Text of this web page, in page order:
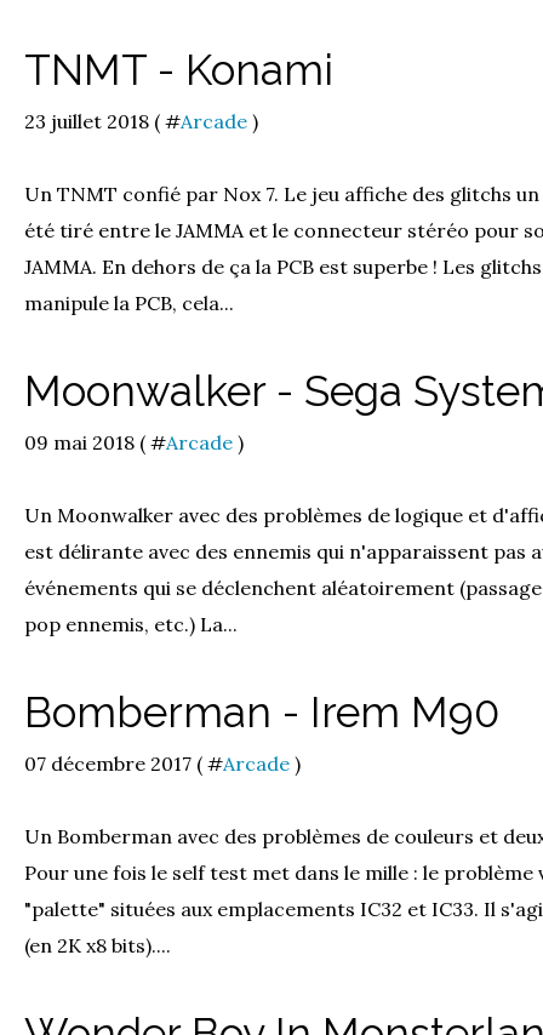
TNMT - Konami
23 juillet 2018 ( #Arcade )
Un TNMT confié par Nox 7. Le jeu affiche des glitchs
été tiré entre le JAMMA et le connecteur stéréo pour
JAMMA. En dehors de ça la PCB est superbe ! Les
manipule la PCB, cela...
Moonwalker - Sega
09 mai 2018 ( #Arcade )
Un Moonwalker avec des problèmes de logique et
est délirante avec des ennemis qui n'apparaissent pas
événements qui se déclenchent aléatoirement
pop ennemis, etc.) La...
Bomberman - Irem M90
07 décembre 2017 ( #Arcade )
Un Bomberman avec des problèmes de couleurs et
Pour une fois le self test met dans le mille : le problème
"palette" situées aux emplacements IC32 et IC33. Il
(en 2K x8 bits)....